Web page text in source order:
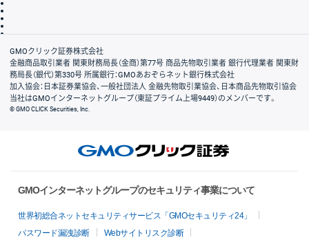
会社案内
GMOクリック証券株式会社
金融商品取引業者 関東財務局長（金商）第77号 商品先物取引業者 銀行代理業者 関東財
務局長（銀代）第330号 所属銀行：GMOあおぞらネット銀行株式会社
加入協会：日本証券業協会、一般社団法人 金融先物取引業協会、日本商品先物取引協会
当社はGMOインターネットグループ（東証プライム上場9449）のメンバーです。
© GMO CLICK Securities, Inc.
GMOインターネットグループのセキュリティ事業について
世界初総合ネットセキュリティサービス「GMOセキュリティ24」
パスワード漏洩診断
Webサイトリスク診断